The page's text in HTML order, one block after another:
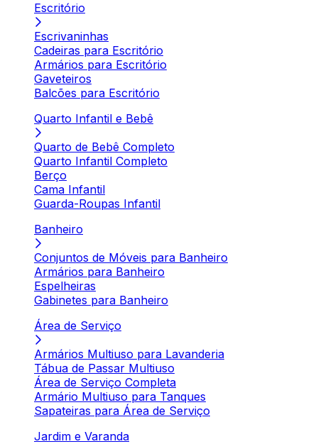
Escritório
Escrivaninhas
Cadeiras para Escritório
Armários para Escritório
Gaveteiros
Balcões para Escritório
Quarto Infantil e Bebê
Quarto de Bebê Completo
Quarto Infantil Completo
Berço
Cama Infantil
Guarda-Roupas Infantil
Banheiro
Conjuntos de Móveis para Banheiro
Armários para Banheiro
Espelheiras
Gabinetes para Banheiro
Área de Serviço
Armários Multiuso para Lavanderia
Tábua de Passar Multiuso
Área de Serviço Completa
Armário Multiuso para Tanques
Sapateiras para Área de Serviço
Jardim e Varanda